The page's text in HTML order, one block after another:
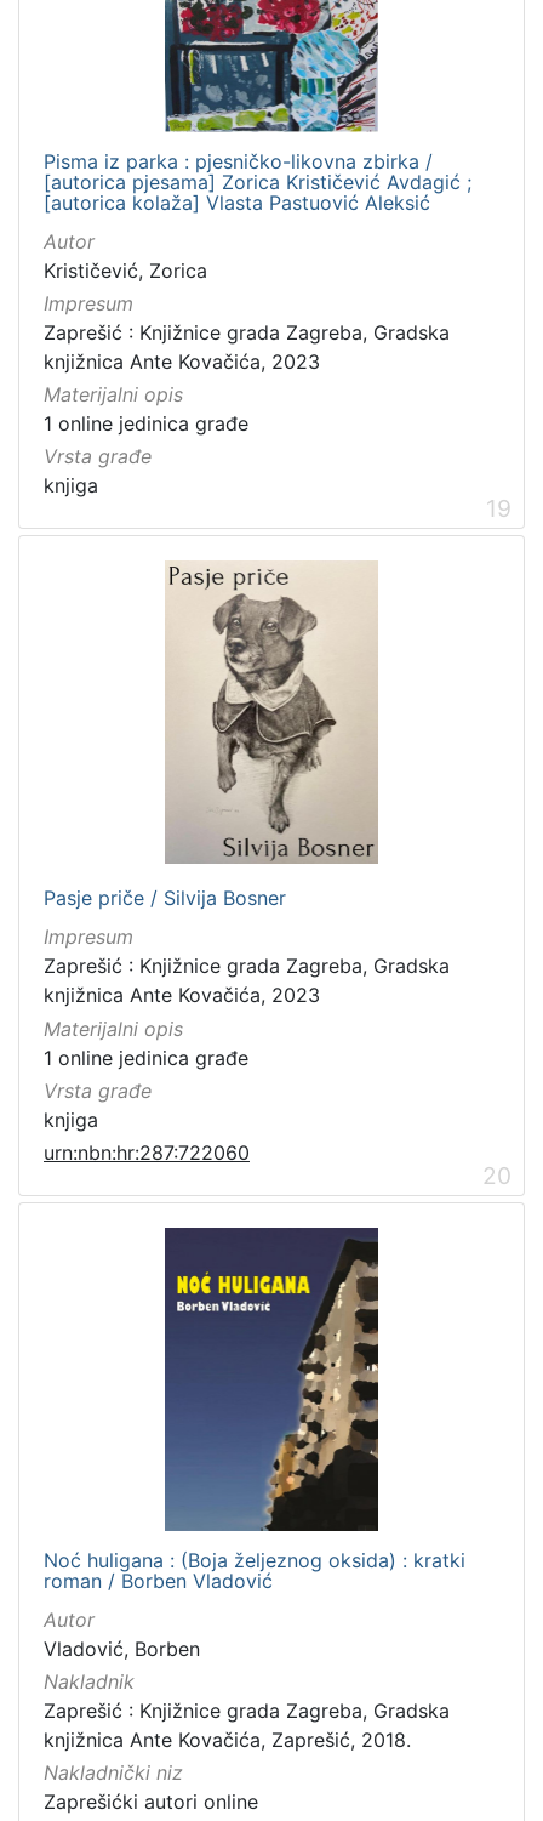
Pisma iz parka : pjesničko-likovna zbirka /
[autorica pjesama] Zorica Krističević Avdagić ;
[autorica kolaža] Vlasta Pastuović Aleksić
Autor
Krističević, Zorica
Impresum
Zaprešić : Knjižnice grada Zagreba, Gradska
knjižnica Ante Kovačića, 2023
Materijalni opis
1 online jedinica građe
Vrsta građe
knjiga
19
Pasje priče / Silvija Bosner
Impresum
Zaprešić : Knjižnice grada Zagreba, Gradska
knjižnica Ante Kovačića, 2023
Materijalni opis
1 online jedinica građe
Vrsta građe
knjiga
urn:nbn:hr:287:722060
20
Noć huligana : (Boja željeznog oksida) : kratki
roman / Borben Vladović
Autor
Vladović, Borben
Nakladnik
Zaprešić : Knjižnice grada Zagreba, Gradska
knjižnica Ante Kovačića, Zaprešić, 2018.
Nakladnički niz
Zaprešićki autori online